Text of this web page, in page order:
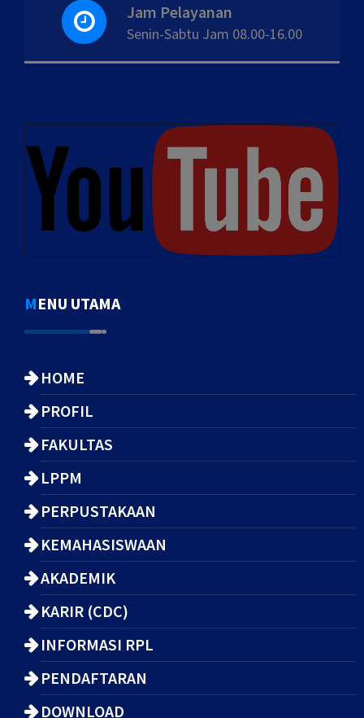
Jam Pelayanan
Senin-Sabtu Jam 08.00-16.00
MENU UTAMA
HOME
PROFIL
FAKULTAS
LPPM
PERPUSTAKAAN
KEMAHASISWAAN
AKADEMIK
KARIR (CDC)
INFORMASI RPL
PENDAFTARAN
DOWNLOAD